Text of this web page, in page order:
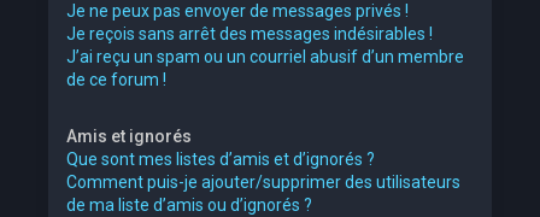
Je ne peux pas envoyer de messages privés !
Je reçois sans arrêt des messages indésirables !
J’ai reçu un spam ou un courriel abusif d’un membre
de ce forum !
Amis et ignorés
Que sont mes listes d’amis et d’ignorés ?
Comment puis-je ajouter/supprimer des utilisateurs
de ma liste d’amis ou d’ignorés ?